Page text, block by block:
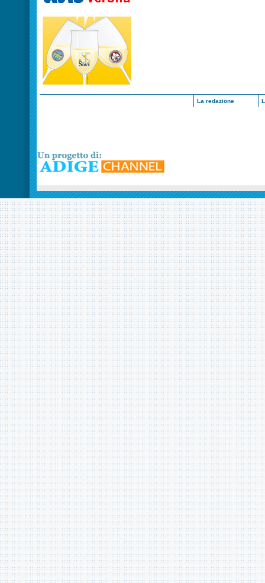
La redazione